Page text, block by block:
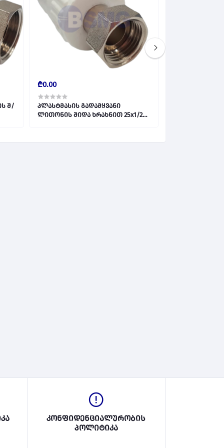
შ/
₾0.00
პლასტმასის გადამყვანი
ლითონის შიდა ხრახნით 25x1/2F
კონფიდენციალურობის
პოლიტიკა